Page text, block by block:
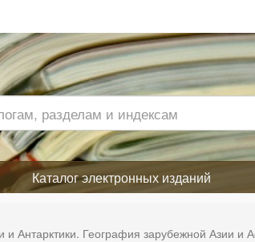
Каталог электронных изданий
География зарубежной Азии и